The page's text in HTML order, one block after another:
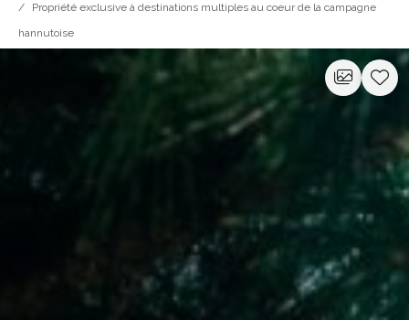
Propriété exclusive à destinations multiples au coeur de la campagne
hannutoise